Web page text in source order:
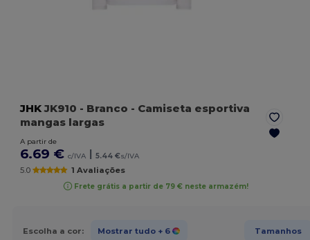
JHKJK910 - Branco - Camiseta esportiva
mangas largas
A partir de
6.69 € c/IVA | 5.44 €s/IVA
5.0 1 Avaliações
Frete grátis a partir de 79 € neste armazém!
Escolha a cor: Mostrar tudo + 6 Tamanhos